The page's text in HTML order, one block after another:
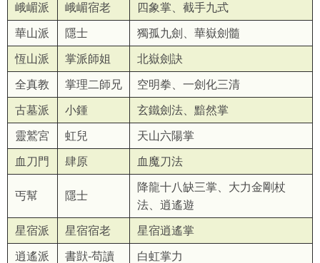
峨嵋派 峨嵋宿老 四象掌、截手九式
華山派 隱士 獨孤九劍、華嶽劍髓
恆山派 掌派師姐 北嶽劍訣
全真教 掌理二師兄 空明拳、一劍化三清
古墓派 小鍾 玄鐵劍法、黯然掌
靈鷲宮 虹兒 天山六陽掌
血刀門 肆原 血魔刀法
丐幫 隱士
降龍十八缺三掌、大力金剛杖
法、逍遙遊
星宿派 星宿宿老 星宿逍遙掌
逍遙派 書獃-苟讀 白虹掌力